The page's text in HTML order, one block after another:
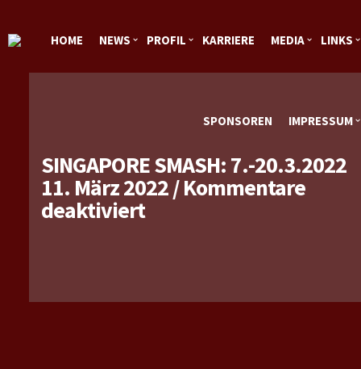
HOME NEWS PROFIL KARRIERE MEDIA LINKS
SPONSOREN IMPRESSUM
SINGAPORE SMASH: 7.-20.3.2022
11. März 2022/Kommentare
deaktiviertfür